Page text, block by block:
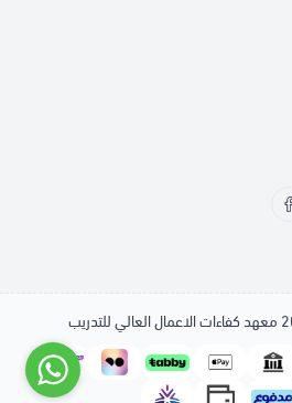
معهد كفاءات الاعمال العالي للتدريب